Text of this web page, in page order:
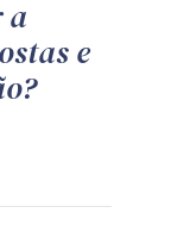
a
e